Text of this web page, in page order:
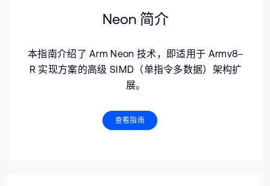
Neon 简介
本指南介绍了 Arm Neon 技术，即适用于 Armv8–
R 实现方案的高级 SIMD（单指令多数据）架构扩
展。
查看指南